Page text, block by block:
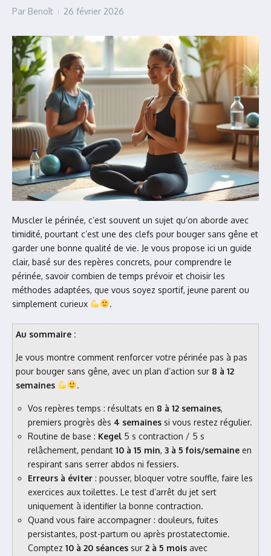
Par Benoît 26 février 2026
Muscler le périnée, c’est souvent un sujet qu’on aborde avec
timidité, pourtant c’est une des clefs pour bouger sans gêne et
garder une bonne qualité de vie. Je vous propose ici un guide
clair, basé sur des repères concrets, pour comprendre le
périnée, savoir combien de temps prévoir et choisir les
méthodes adaptées, que vous soyez sportif, jeune parent ou
simplement curieux
.
Au sommaire :
Je vous montre comment renforcer votre périnée pas à pas
pour bouger sans gêne, avec un plan d’action sur 8 à 12
semaines
.
Vos repères temps : résultats en 8 à 12 semaines,
premiers progrès dès 4 semaines si vous restez régulier.
Routine de base : Kegel 5 s contraction / 5 s
relâchement, pendant 10 à 15 min, 3 à 5 fois/semaine en
respirant sans serrer abdos ni fessiers.
Erreurs à éviter : pousser, bloquer votre souffle, faire les
exercices aux toilettes. Le test d’arrêt du jet sert
uniquement à identifier la bonne contraction.
Quand vous faire accompagner : douleurs, fuites
persistantes, post-partum ou après prostatectomie.
Comptez 10 à 20 séances sur 2 à 5 mois avec